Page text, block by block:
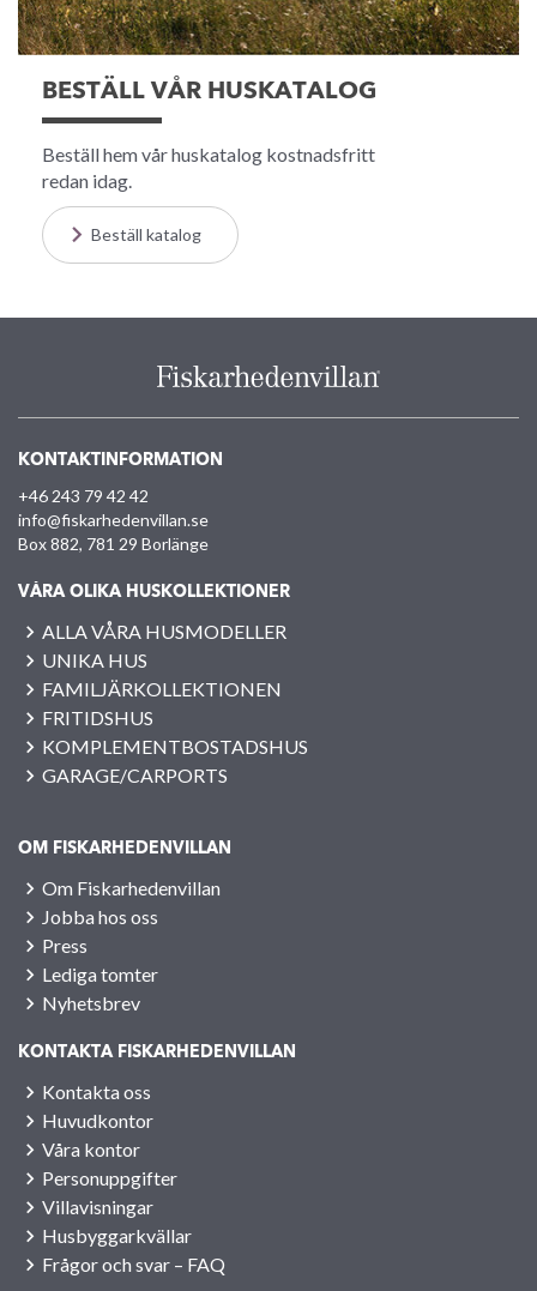
BESTÄLL VÅR HUSKATALOG
Beställ hem vår huskatalog kostnadsfritt
redan idag.
Beställ katalog
KONTAKTINFORMATION
+46 243 79 42 42
info@fiskarhedenvillan.se
Box 882, 781 29 Borlänge
VÅRA OLIKA HUSKOLLEKTIONER
ALLA VÅRA HUSMODELLER
UNIKA HUS
FAMILJÄRKOLLEKTIONEN
FRITIDSHUS
KOMPLEMENTBOSTADSHUS
GARAGE/CARPORTS
OM FISKARHEDENVILLAN
Om Fiskarhedenvillan
Jobba hos oss
Press
Lediga tomter
Nyhetsbrev
KONTAKTA FISKARHEDENVILLAN
Kontakta oss
Huvudkontor
Våra kontor
Personuppgifter
Villavisningar
Husbyggarkvällar
Frågor och svar – FAQ